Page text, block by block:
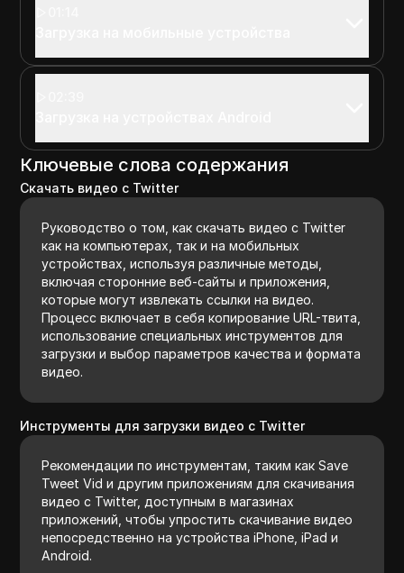
Ключевые слова содержания
Скачать видео с Twitter
Руководство о том, как скачать видео с Twitter
как на компьютерах, так и на мобильных
устройствах, используя различные методы,
включая сторонние веб-сайты и приложения,
которые могут извлекать ссылки на видео.
Процесс включает в себя копирование URL-твита,
использование специальных инструментов для
загрузки и выбор параметров качества и формата
видео.
Инструменты для загрузки видео с Twitter
Рекомендации по инструментам, таким как Save
Tweet Vid и другим приложениям для скачивания
видео с Twitter, доступным в магазинах
приложений, чтобы упростить скачивание видео
непосредственно на устройства iPhone, iPad и
Android.